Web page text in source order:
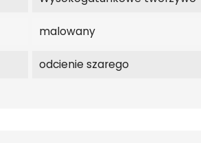
malowany
odcienie szarego